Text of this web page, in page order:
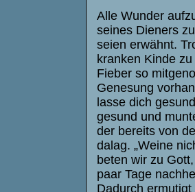
Alle Wunder
seines Dieners
seien erwähnt.
kranken Kinde
Fieber so
Genesung
lasse dich
gesund und
der bereits von
dalag. „Weine
beten wir zu
paar Tage
Dadurch